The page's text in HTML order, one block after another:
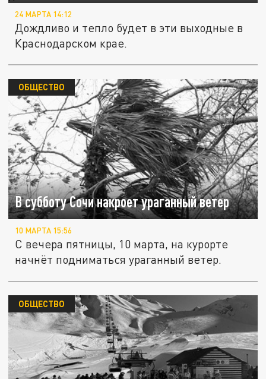
24 МАРТА 14:12
Дождливо и тепло будет в эти выходные в
Краснодарском крае.
В субботу Сочи накроет ураганный ветер
ОБЩЕСТВО
10 МАРТА 15:56
С вечера пятницы, 10 марта, на курорте
начнёт подниматься ураганный ветер.
ОБЩЕСТВО